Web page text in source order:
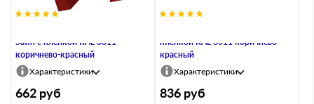
Satin с пленкой RAL 3011
коричнево-красный
Характеристики
662 руб
пленкой RAL 3011 коричнево-
красный
Характеристики
836 руб